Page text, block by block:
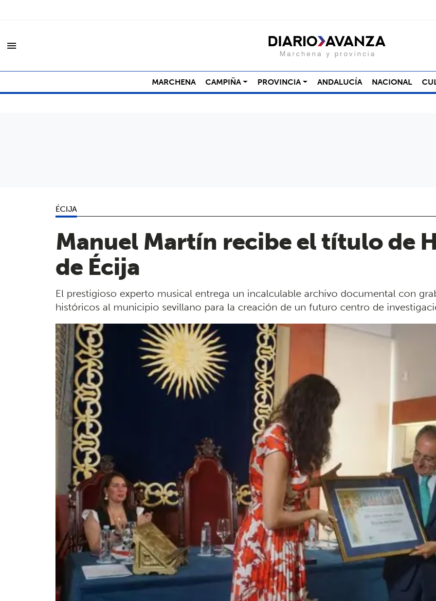
menu
MARCHENA CAMPIÑA PROVINCIA ANDALUCÍA NACIONAL
ÉCIJA
Manuel Martín recibe el título de
de Écija
El prestigioso experto musical entrega un incalculable archivo documental con
históricos al municipio sevillano para la creación de un futuro centro de